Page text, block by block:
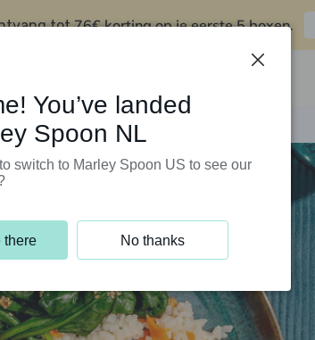
tot76€ korting op je eerste 5 boxen.
You’ve landed
Spoon NL
switch to Marley Spoon US to see our
there No thanks